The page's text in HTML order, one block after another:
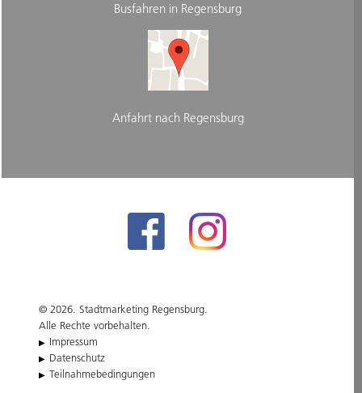
Busfahren in Regensburg
Anfahrt nach Regensburg
© 2026. Stadtmarketing Regensburg.
Alle Rechte vorbehalten.
Impressum
Datenschutz
Teilnahmebedingungen